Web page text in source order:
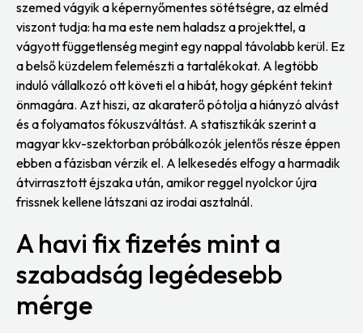
szemed vágyik a képernyőmentes sötétségre, az elméd
viszont tudja: ha ma este nem haladsz a projekttel, a
vágyott függetlenség megint egy nappal távolabb kerül. Ez
a belső küzdelem felemészti a tartalékokat. A legtöbb
induló vállalkozó ott követi el a hibát, hogy gépként tekint
önmagára. Azt hiszi, az akaraterő pótolja a hiányzó alvást
és a folyamatos fókuszváltást. A statisztikák szerint a
magyar kkv-szektorban próbálkozók jelentős része éppen
ebben a fázisban vérzik el. A lelkesedés elfogy a harmadik
átvirrasztott éjszaka után, amikor reggel nyolckor újra
frissnek kellene látszani az irodai asztalnál.
A havi fix fizetés mint a
szabadság legédesebb
mérge